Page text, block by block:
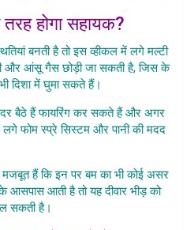
होगा सहायक?
बनती है तो इस व्हीकल में लगे मल्टी
और आंसू गैस छोड़ी जा सकती है, जिस के
दिशा में घुमा सकते हैं।
बैठे हैं फायरिंग कर सकते हैं और अगर
फोम स्प्रे सिस्टम और पानी की मदद
मजबूत हैं कि इन पर बम का भी कोई असर
आसपास आती है तो यह दीवार भीड़ को
सकती है।